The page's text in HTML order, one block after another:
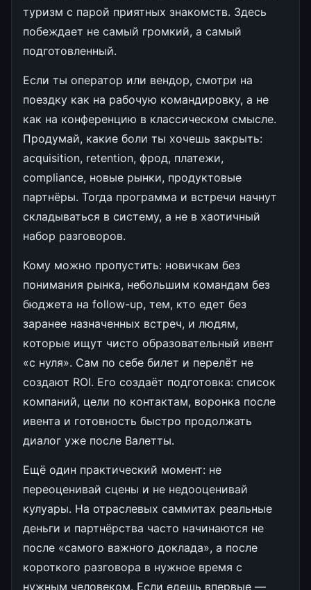
туризм с парой приятных знакомств. Здесь
побеждает не самый громкий, а самый
подготовленный.
Если ты оператор или вендор, смотри на
поездку как на рабочую командировку, а не
как на конференцию в классическом смысле.
Продумай, какие боли ты хочешь закрыть:
acquisition, retention, фрод, платежи,
compliance, новые рынки, продуктовые
партнёры. Тогда программа и встречи начнут
складываться в систему, а не в хаотичный
набор разговоров.
Кому можно пропустить: новичкам без
понимания рынка, небольшим командам без
бюджета на follow-up, тем, кто едет без
заранее назначенных встреч, и людям,
которые ищут чисто образовательный ивент
«с нуля». Сам по себе билет и перелёт не
создают ROI. Его создаёт подготовка: список
компаний, цели по контактам, воронка после
ивента и готовность быстро продолжать
диалог уже после Валетты.
Ещё один практический момент: не
переоценивай сцены и не недооценивай
кулуары. На отраслевых саммитах реальные
деньги и партнёрства часто начинаются не
после «самого важного доклада», а после
короткого разговора в нужное время с
нужным человеком. Если едешь впервые —